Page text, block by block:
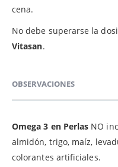
cena.
No debe superarse la
Vitasan.
OBSERVACIONES
Omega 3 en Perlas NO
almidón, trigo, maíz,
colorantes artificiales.